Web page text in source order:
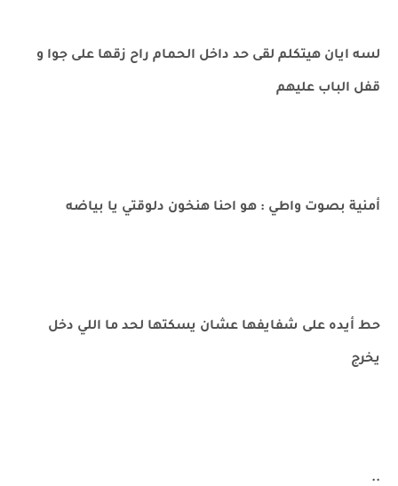
لسه ايان هيتكلم لقى حد داخل الحمام راح زقها على جوا و
قفل الباب عليهم
أمنية بصوت واطي : هو احنا هنخون دلوقتي يا بياضه
حط أيده على شفايفها عشان يسكتها لحد ما اللي دخل
يخرج
..